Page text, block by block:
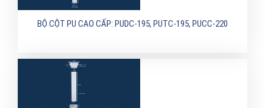
BỘ CỘT PU CAO CẤP: PUDC-195, PUTC-195, PUCC-220